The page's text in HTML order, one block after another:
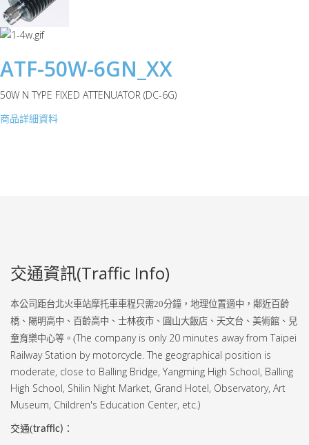
ATF-50W-6GN_XX
50W N TYPE FIXED ATTENUATOR (DC-6G)
商品詳細資料
交通資訊(Traffic Info)
本公司距台北火車站摩托車車程只需20分鐘，地理位置適中，鄰近百齡
橋、陽明高中、百齡高中、士林夜市、圓山大飯店、天文台、美術館、兒
童育樂中心等。(The company is only 20 minutes away from Taipei
Railway Station by motorcycle. The geographical position is
moderate, close to Balling Bridge, Yangming High School, Balling
High School, Shilin Night Market, Grand Hotel, Observatory, Art
Museum, Children's Education Center, etc.)
交通(traffic) ：